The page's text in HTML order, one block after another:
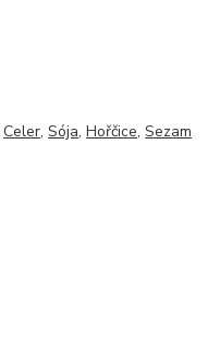
Celer,Sója,Hořčice,Sezam